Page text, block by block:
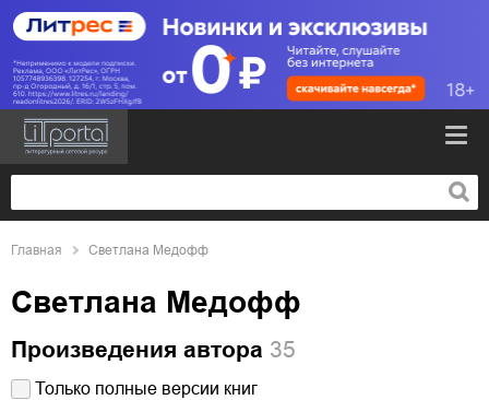
Главная Светлана Медофф
Светлана Медофф
Произведения автора 35
Только полные версии книг